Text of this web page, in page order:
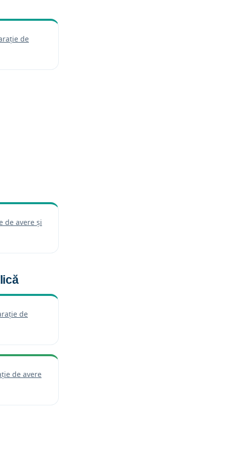
de
într-o filă nouă)
de avere și
o filă nouă)
de
într-o filă nouă)
de avere
într-o filă nouă)